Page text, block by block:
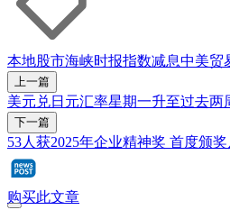
本地股市海峡时报指数减息中美贸
上一篇
美元兑日元汇率星期一升至过去两
下一篇
53人获2025年企业精神奖 首度颁
购买此文章